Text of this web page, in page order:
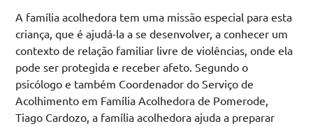
A família acolhedora tem uma missão especial para esta
criança, que é ajudá-la a se desenvolver, a conhecer um
contexto de relação familiar livre de violências, onde ela
pode ser protegida e receber afeto. Segundo o
psicólogo e também Coordenador do Serviço de
Acolhimento em Família Acolhedora de Pomerode,
Tiago Cardozo, a família acolhedora ajuda a preparar